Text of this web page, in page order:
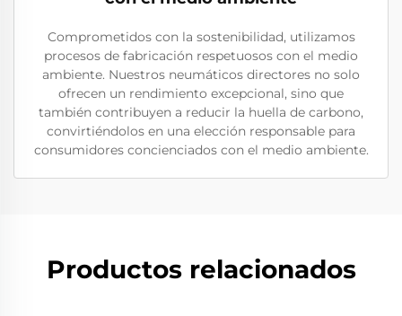
Comprometidos con la sostenibilidad, utilizamos
procesos de fabricación respetuosos con el medio
ambiente. Nuestros neumáticos directores no solo
ofrecen un rendimiento excepcional, sino que
también contribuyen a reducir la huella de carbono,
convirtiéndolos en una elección responsable para
consumidores concienciados con el medio ambiente.
Productos relacionados